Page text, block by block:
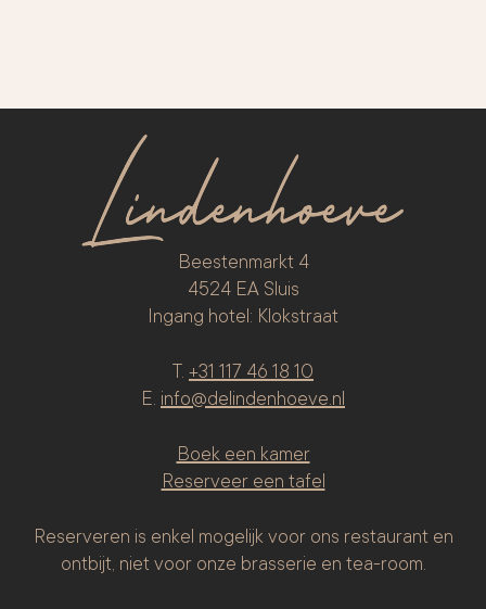
Beestenmarkt 4
4524 EA Sluis
Ingang hotel: Klokstraat
T. +31 117 46 18 10
E. info@delindenhoeve.nl
Boek een kamer
Reserveer een tafel
Reserveren is enkel mogelijk voor ons restaurant en
ontbijt, niet voor onze brasserie en tea-room.